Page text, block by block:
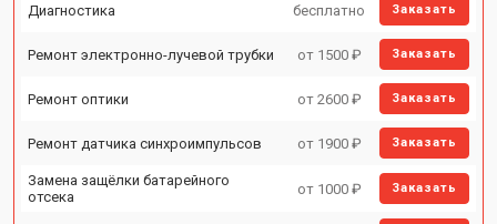
Диагностика бесплатно Заказать
Ремонт электронно-лучевой трубки от 1500 ₽ Заказать
Ремонт оптики от 2600 ₽ Заказать
Ремонт датчика синхроимпульсов от 1900 ₽ Заказать
Замена защёлки батарейного
отсека
от 1000 ₽ Заказать